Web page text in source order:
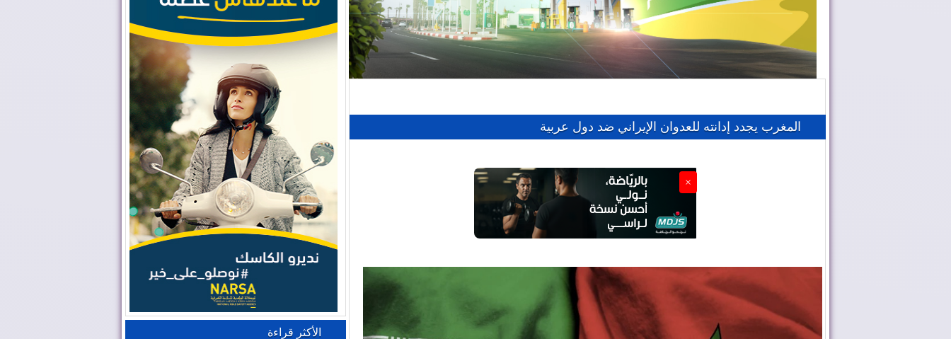
المغرب يجدد إدانته للعدوان الإيراني ضد دول عربية
×
الأكثر قراءة